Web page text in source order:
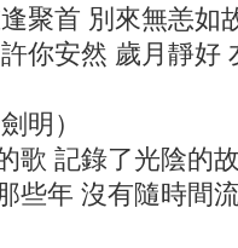
聚首 別來無恙如
你安然 歲月靜好
明）
歌 記錄了光陰的
些年 沒有隨時間